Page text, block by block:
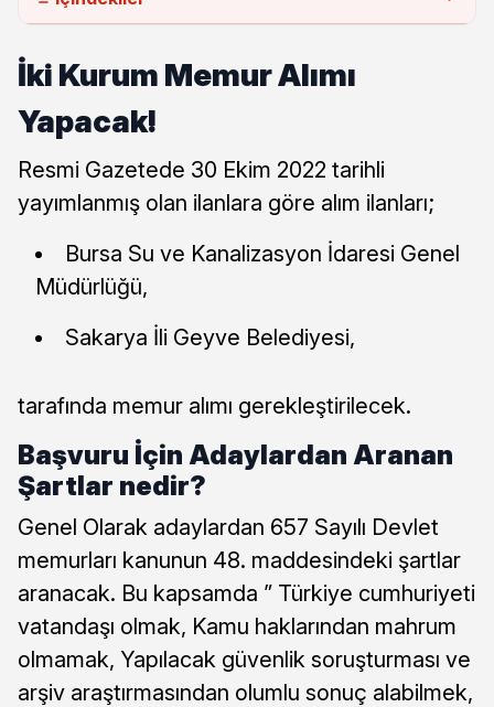
İki Kurum Memur Alımı
Yapacak!
Resmi Gazetede 30 Ekim 2022 tarihli
yayımlanmış olan ilanlara göre alım ilanları;
Bursa Su ve Kanalizasyon İdaresi Genel
Müdürlüğü,
Sakarya İli Geyve Belediyesi,
tarafında memur alımı gerekleştirilecek.
Başvuru İçin Adaylardan Aranan
Şartlar nedir?
Genel Olarak adaylardan 657 Sayılı Devlet
memurları kanunun 48. maddesindeki şartlar
aranacak. Bu kapsamda ” Türkiye cumhuriyeti
vatandaşı olmak, Kamu haklarından mahrum
olmamak, Yapılacak güvenlik soruşturması ve
arşiv araştırmasından olumlu sonuç alabilmek,